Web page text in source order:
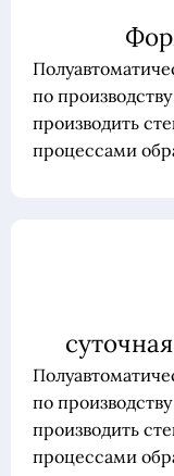
по
производить
процессами
по
производить
процессами